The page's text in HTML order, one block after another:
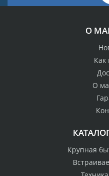
О
Как
О
Крупная